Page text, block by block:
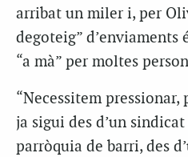
arribat un miler i, per
degoteig” d’enviaments
“a mà” per moltes
“Necessitem
ja sigui des d’un
parròquia de barri, des